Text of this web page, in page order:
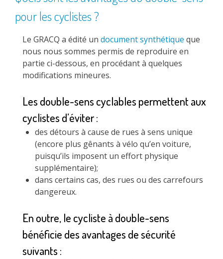
pour les cyclistes ?
Le GRACQ a édité un document synthétique que
nous nous sommes permis de reproduire en
partie ci-dessous, en procédant à quelques
modifications mineures.
Les double-sens cyclables permettent aux
cyclistes d’éviter :
des détours à cause de rues à sens unique
(encore plus gênants à vélo qu’en voiture,
puisqu’ils imposent un effort physique
supplémentaire);
dans certains cas, des rues ou des carrefours
dangereux.
En outre, le cycliste à double-sens
bénéficie des avantages de sécurité
suivants :